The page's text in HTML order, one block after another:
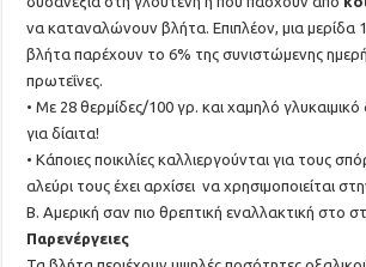
να καταναλώνουν βλήτα. Επιπλέον, μια μερίδα
βλήτα παρέχουν το 6% της συνιστώμενης
πρωτεΐνες.
• Με 28 θερμίδες/100 γρ. και χαμηλό γλυκαιμικό
για δίαιτα!
• Κάποιες ποικιλίες καλλιεργούνται για τους
αλεύρι τους έχει αρχίσει να χρησιμοποιείται
Β. Αμερική σαν πιο θρεπτική εναλλακτική στο
Παρενέργειες